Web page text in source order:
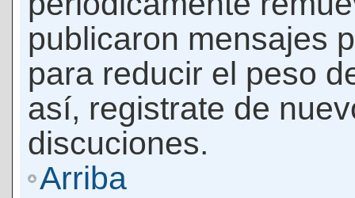
publicaron mensajes
para reducir el peso
así, registrate de
discuciones.
Arriba